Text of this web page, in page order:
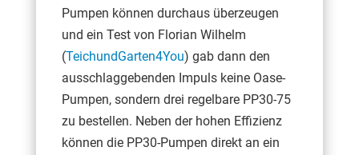
Pumpen können durchaus überzeugen
und ein Test von Florian Wilhelm
(TeichundGarten4You) gab dann den
ausschlaggebenden Impuls keine Oase-
Pumpen, sondern drei regelbare PP30-75
zu bestellen. Neben der hohen Effizienz
können die PP30-Pumpen direkt an ein